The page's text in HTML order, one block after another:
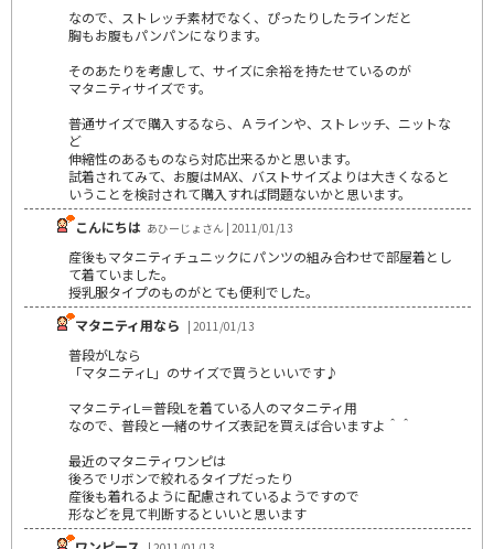
なので、ストレッチ素材でなく、ぴったりしたラインだと
胸もお腹もパンパンになります。
そのあたりを考慮して、サイズに余裕を持たせているのが
マタニティサイズです。
普通サイズで購入するなら、Ａラインや、ストレッチ、ニットな
ど
伸縮性のあるものなら対応出来るかと思います。
試着されてみて、お腹はMAX、バストサイズよりは大きくなると
いうことを検討されて購入すれば問題ないかと思います。
こんにちは あひーじょさん | 2011/01/13
産後もマタニティチュニックにパンツの組み合わせで部屋着とし
て着ていました。
授乳服タイプのものがとても便利でした。
マタニティ用なら | 2011/01/13
普段がLなら
「マタニティL」のサイズで買うといいです♪
マタニティL＝普段Lを着ている人のマタニティ用
なので、普段と一緒のサイズ表記を買えば合いますよ＾＾
最近のマタニティワンピは
後ろでリボンで絞れるタイプだったり
産後も着れるように配慮されているようですので
形などを見て判断するといいと思います